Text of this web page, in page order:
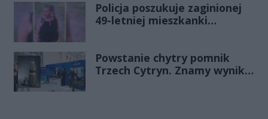
Policja poszukuje zaginionej
49-letniej mieszkanki
Powstanie chytry pomnik
Trzech Cytryn. Znamy wyniki